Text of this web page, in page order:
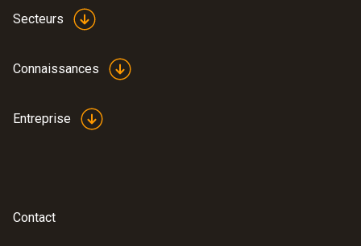
Secteurs
Connaissances
Entreprise
Contact